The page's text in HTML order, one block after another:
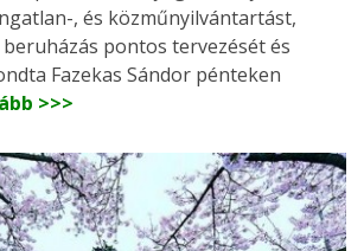
, és közműnyilvántartást,
pontos tervezését és
Fazekas Sándor pénteken
>>>